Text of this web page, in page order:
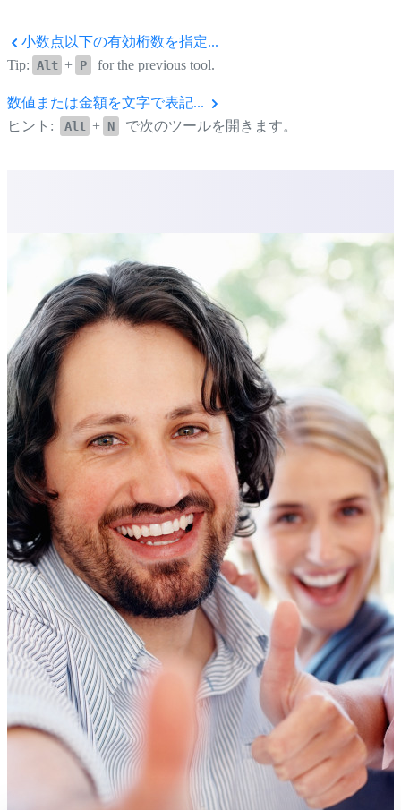
小数点以下の有効桁数を指定...
Tip: Alt + P for the previous tool.
数値または金額を文字で表記...
ヒント:
Alt + N で次のツールを開きます。